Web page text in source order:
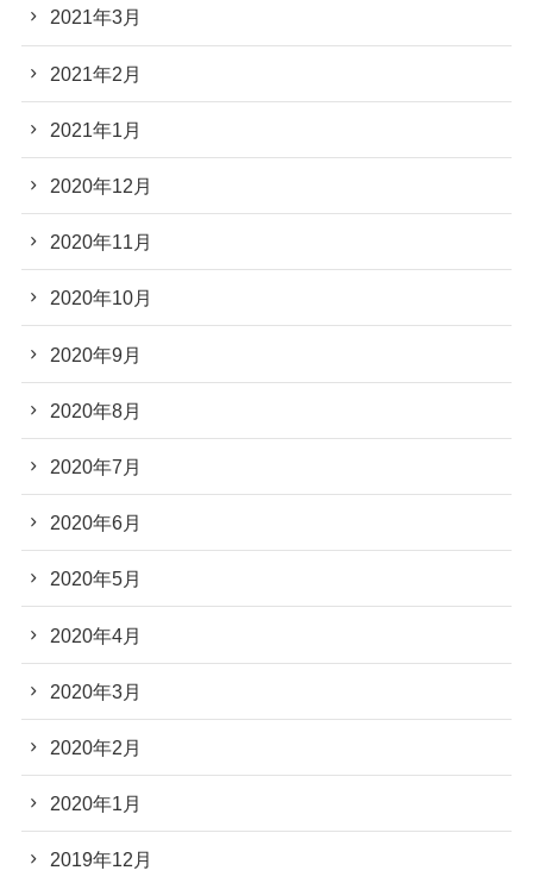
2021年3月
2021年2月
2021年1月
2020年12月
2020年11月
2020年10月
2020年9月
2020年8月
2020年7月
2020年6月
2020年5月
2020年4月
2020年3月
2020年2月
2020年1月
2019年12月